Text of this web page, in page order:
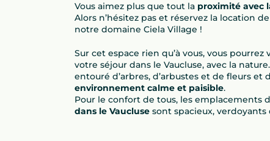
Vous aimez plus que tout la proximité avec
Alors n’hésitez pas et réservez la location
notre domaine Ciela Village !
Sur cet espace rien qu’à vous, vous
votre séjour dans le Vaucluse, avec la
entouré d’arbres, d’arbustes et de fleurs et
environnement calme et paisible.
Pour le confort de tous, les emplacements
dans le Vaucluse sont spacieux,